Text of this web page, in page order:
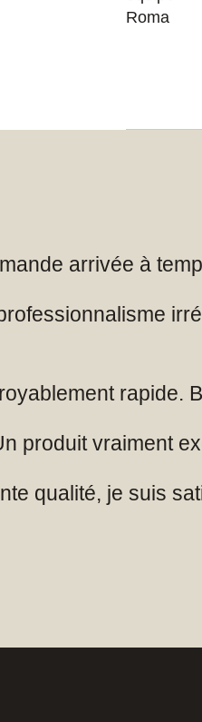
arrivée à
rapide.
produit vraiment
qualité, je suis